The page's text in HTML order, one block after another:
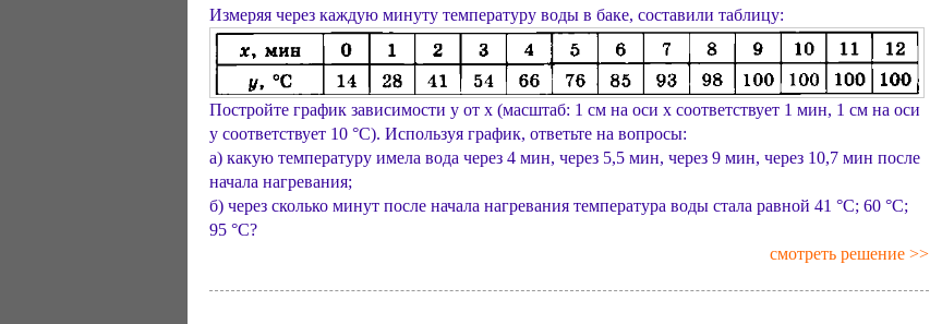
Измеряя через каждую минуту температуру воды в баке, составили таблицу:
Постройте график зависимости у от х (масштаб: 1 см на оси х соответствует 1 мин, 1 см на оси
у соответствует 10 °С). Используя график, ответьте на вопросы:
а) какую температуру имела вода через 4 мин, через 5,5 мин, через 9 мин, через 10,7 мин после
начала нагревания;
б) через сколько минут после начала нагревания температура воды стала равной 41 °С; 60 °С;
95 °С?
смотреть решение >>